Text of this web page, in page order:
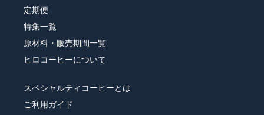
定期便
特集一覧
原材料・販売期間一覧
ヒロコーヒーについて
スペシャルティコーヒーとは
ご利用ガイド